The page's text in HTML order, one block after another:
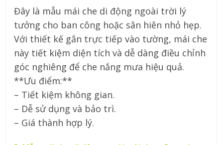
Đây là mẫu mái che di động ngoài trời lý
tưởng cho ban công hoặc sân hiên nhỏ hẹp.
Với thiết kế gắn trực tiếp vào tường, mái che
này tiết kiệm diện tích và dễ dàng điều chỉnh
góc nghiêng để che nắng mưa hiệu quả.
**Ưu điểm:**
– Tiết kiệm không gian.
– Dễ sử dụng và bảo trì.
– Giá thành hợp lý.